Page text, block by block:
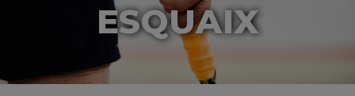
ESQUAIX